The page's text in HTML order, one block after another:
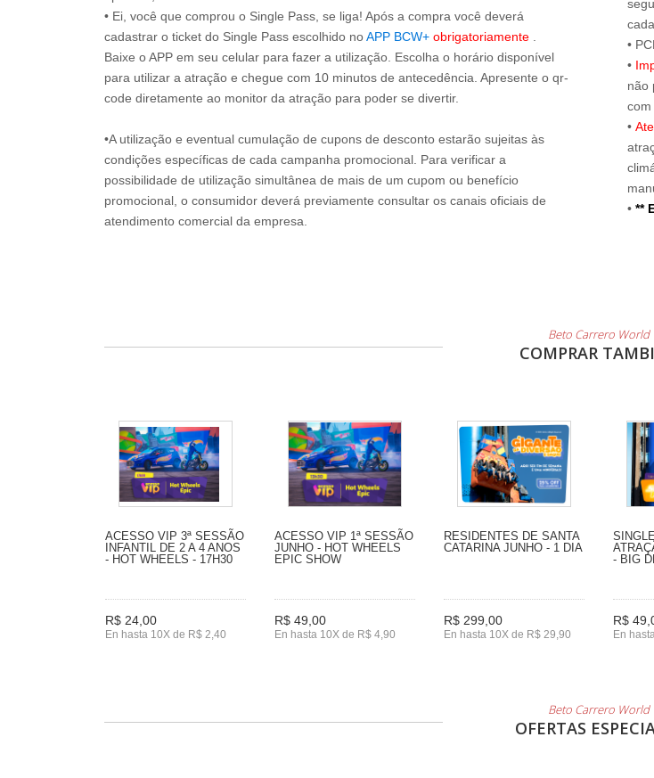
• Ei, você que comprou o Single Pass, se liga! Após a compra você deverá
cadastrar o ticket do Single Pass escolhido noAPP BCW+ obrigatoriamente
Baixe o APP em seu celular para fazer a utilização. Escolha o horário disponível
para utilizar a atração e chegue com 10 minutos de antecedência. Apresente o qr-
code diretamente ao monitor da atração para poder se divertir.
•A utilização e eventual cumulação de cupons de desconto estarão sujeitas às
condições específicas de cada campanha promocional. Para verificar a
possibilidade de utilização simultânea de mais de um cupom ou benefício
promocional, o consumidor deverá previamente consultar os canais oficiais de
atendimento comercial da empresa.
•
•
não
com
•
• **
Beto Carrero World
COMPRAR
ACESSO VIP 3ª SESSÃO
INFANTIL DE 2 A 4 ANOS
- HOT WHEELS - 17H30
R$ 24,00
En hasta 10X de R$ 2,40
ACESSO VIP 1ª SESSÃO
JUNHO - HOT WHEELS
EPIC SHOW
R$ 49,00
En hasta 10X de R$ 4,90
RESIDENTES DE SANTA
CATARINA JUNHO - 1 DIA
R$ 299,00
En hasta 10X de R$ 29,90
- BIG
R$
En
Beto Carrero World
OFERTAS